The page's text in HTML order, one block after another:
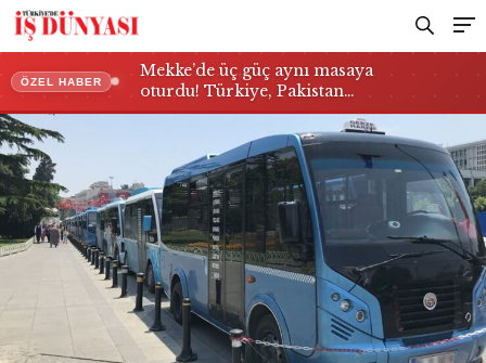
ÖZEL HABER
Mekke’de üç güç aynı masaya
oturdu! Türkiye, Pakistan…
öğrenci ücreti